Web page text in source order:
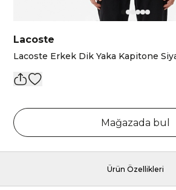
Lacoste
Lacoste Erkek Dik Yaka Kapitone
Mağazada bul
Ürün Özellikleri